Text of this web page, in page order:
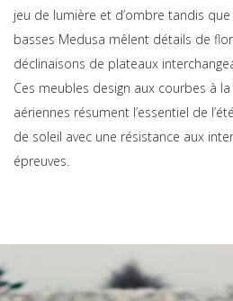
jeu de lumière et d’ombre tandis
basses Medusa mêlent détails de
déclinaisons de plateaux
Ces meubles design aux courbes à
aériennes résument l’essentiel de
de soleil avec une résistance aux
épreuves.